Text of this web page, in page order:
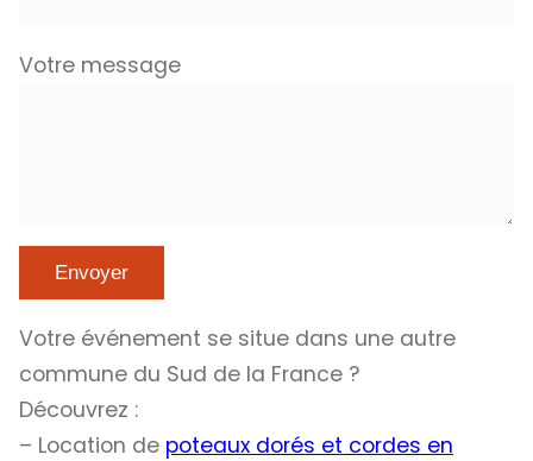
Votre message
Votre événement se situe dans une autre
commune du Sud de la France ?
Découvrez :
– Location de poteaux dorés et cordes en